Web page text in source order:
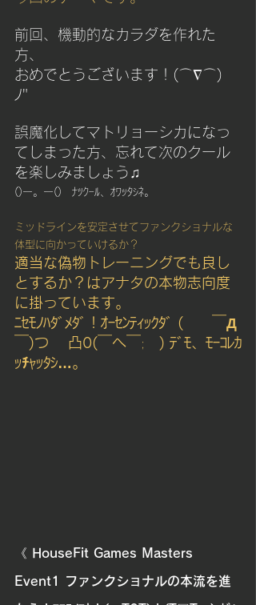
前回、機動的なカラダを作れた
方、
おめでとうございます！(⌒∇⌒)
ﾉ"
誤魔化してマトリョーシカになっ
てしまった方、忘れて次のクール
を楽しみましょう♫
()ー。ー()　ﾅﾂｸｰﾙ、ｵﾜｯﾀｼﾈ。
ミッドラインを安定させてファンクショナルな
体型に向かっていけるか？
適当な偽物トレーニングでも良し
とするか？はアナタの本物志向度
に掛っています。
ﾆｾﾓﾉﾊﾀﾞﾒﾀﾞ！ｵｰｾﾝﾃｨｯｸﾀﾞ (　　￣Д
￣)つ 凸0(￣へ￣ ;
) ﾃﾞﾓ、ﾓｰｺﾚｶ
ｯﾁｬｯﾀｼ…。
《 HouseFit Games Masters
Event1 ファンクショナルの本流を進